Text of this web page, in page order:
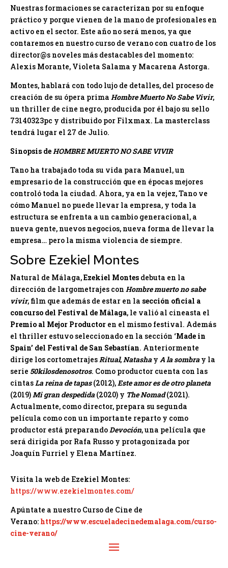
Nuestras formaciones se caracterizan por su enfoque
práctico y porque vienen de la mano de profesionales en
activo en el sector. Este año no será menos, ya que
contaremos en nuestro curso de verano con cuatro de los
director@s noveles más destacables del momento:
Alexis Morante, Violeta Salama y Macarena Astorga.
Montes, hablará con todo lujo de detalles, del proceso de
creación de su ópera prima Hombre Muerto No Sabe Vivir,
un thriller de cine negro, producida por él bajo su sello
73140323pc y distribuido por Filxmax. La masterclass
tendrá lugar el 27 de Julio.
Sinopsis deHOMBRE MUERTO NO SABE VIVIR
Tano ha trabajado toda su vida para Manuel, un
empresario de la construcción que en épocas mejores
controló toda la ciudad. Ahora, ya en la vejez, Tano ve
cómo Manuel no puede llevar la empresa, y toda la
estructura se enfrenta a un cambio generacional, a
nueva gente, nuevos negocios, nueva forma de llevar la
empresa… pero la misma violencia de siempre.
Sobre Ezekiel Montes
Natural de Málaga,Ezekiel Montes debuta en la
dirección de largometrajes con Hombre muerto no sabe
vivir, film que además de estar en la sección oficial a
concurso del Festival de Málaga, le valió al cineasta el
Premio al Mejor Productor en el mismo festival. Además
el thriller estuvo seleccionado en la sección ‘Made in
Spain’ del Festival de San Sebastían. Anteriormente
dirige los cortometrajesRitual,Natasha y A la sombra y la
serie 50kilosdenosotros. Como productor cuenta con las
cintasLa reina de tapas(2012),Este amor es de otro planeta
(2019)Mi gran despedida (2020) y The Nomad (2021).
Actualmente, como director, prepara su segunda
película como con un importante reparto y como
productor está preparandoDevoción, una película que
será dirigida por Rafa Russo y protagonizada por
Joaquín Furriel y Elena Martínez.
Visita la web de Ezekiel Montes:
https://www.ezekielmontes.com/
Apúntate a nuestro Curso de Cine de
Verano:https://www.escueladecinedemalaga.com/curso-
cine-verano/